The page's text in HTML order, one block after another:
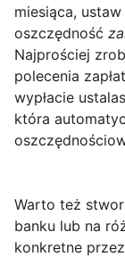
miesiąca,
oszczędność
Najprościej
polecenia
wypłacie
która
Warto też
banku lub na
konkretne